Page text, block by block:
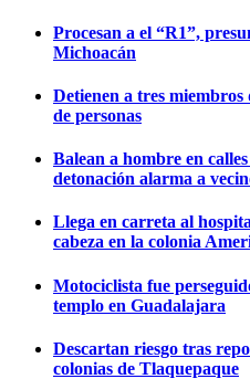
Procesan a el “R1”,
Michoacán
Detienen a tres
de personas
Balean a hombre en
detonación alarma a
Llega en carreta al
cabeza en la colonia
Motociclista fue
templo en Guadalajara
Descartan riesgo tras
colonias de Tlaquepaque